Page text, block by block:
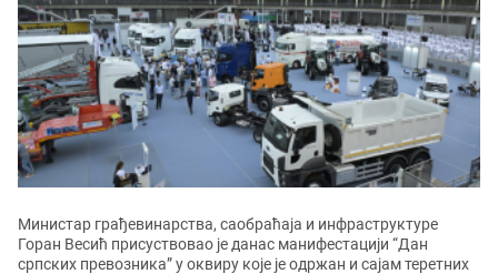
Министар грађевинарства, саобраћаја и инфраструктуре
Горан Весић присуствовао је данас манифестацији “Дан
српских превозника” у оквиру које је одржан и сајам теретних